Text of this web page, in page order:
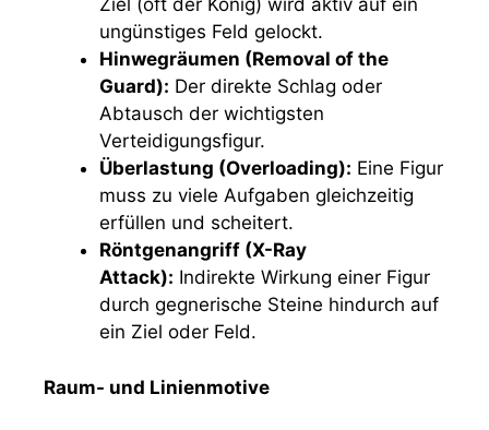
Ziel (oft der König) wird aktiv auf ein
ungünstiges Feld gelockt.
Hinwegräumen (Removal of the
Guard): Der direkte Schlag oder
Abtausch der wichtigsten
Verteidigungsfigur.
Überlastung (Overloading): Eine Figur
muss zu viele Aufgaben gleichzeitig
erfüllen und scheitert.
Röntgenangriff (X-Ray
Attack): Indirekte Wirkung einer Figur
durch gegnerische Steine hindurch auf
ein Ziel oder Feld.
Raum- und Linienmotive